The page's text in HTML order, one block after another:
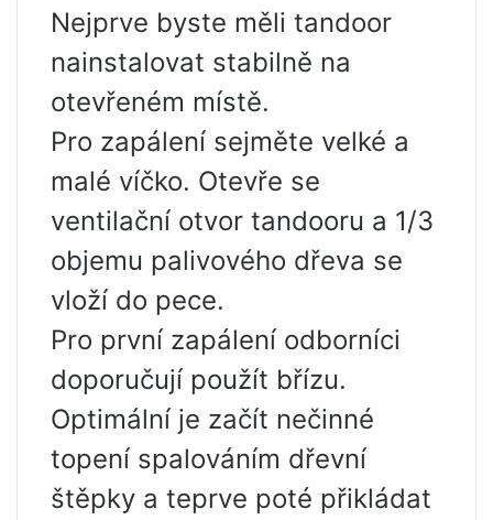
Nejprve byste měli tandoor
nainstalovat stabilně na
otevřeném místě.
Pro zapálení sejměte velké a
malé víčko. Otevře se
ventilační otvor tandooru a 1/3
objemu palivového dřeva se
vloží do pece.
Pro první zapálení odborníci
doporučují použít břízu.
Optimální je začít nečinné
topení spalováním dřevní
štěpky a teprve poté přikládat